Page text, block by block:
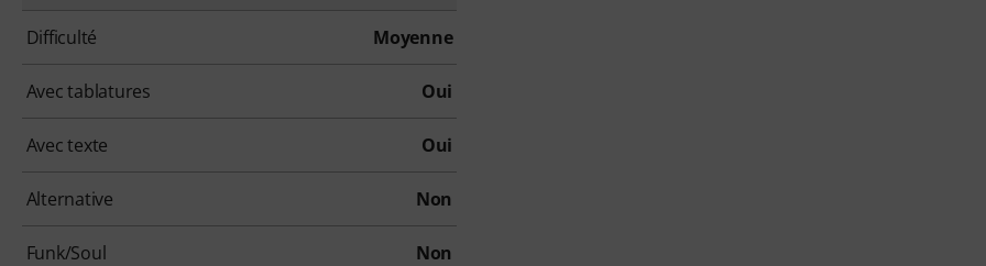
Difficulté Moyenne
Avec tablatures Oui
Avec texte Oui
Alternative Non
Funk/Soul Non